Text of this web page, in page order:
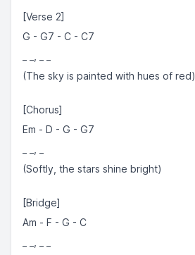
[Verse 2]
G - G7 - C - C7
(The sky is painted with hues of red)
[Chorus]
Em - D - G - G7
(Softly, the stars shine bright)
[Bridge]
Am - F - G - C